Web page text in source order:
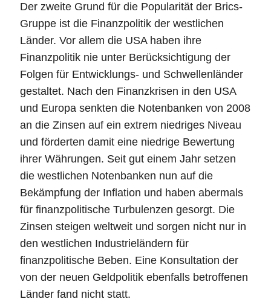
Der zweite Grund für die Popularität der Brics-
Gruppe ist die Finanzpolitik der westlichen
Länder. Vor allem die USA haben ihre
Finanzpolitik nie unter Berücksichtigung der
Folgen für Entwicklungs- und Schwellenländer
gestaltet. Nach den Finanzkrisen in den USA
und Europa senkten die Notenbanken von 2008
an die Zinsen auf ein extrem niedriges Niveau
und förderten damit eine niedrige Bewertung
ihrer Währungen. Seit gut einem Jahr setzen
die westlichen Notenbanken nun auf die
Bekämpfung der Inflation und haben abermals
für finanzpolitische Turbulenzen gesorgt. Die
Zinsen steigen weltweit und sorgen nicht nur in
den westlichen Industrieländern für
finanzpolitische Beben. Eine Konsultation der
von der neuen Geldpolitik ebenfalls betroffenen
Länder fand nicht statt.